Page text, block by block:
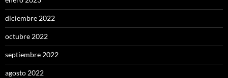
diciembre 2022
octubre 2022
septiembre 2022
agosto 2022